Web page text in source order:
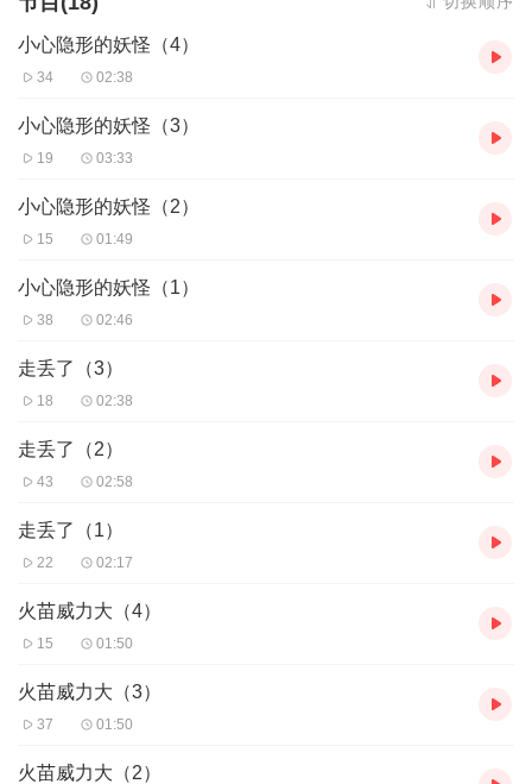
小心隐形的妖怪（4）
34 02:38
小心隐形的妖怪（3）
19 03:33
小心隐形的妖怪（2）
15 01:49
小心隐形的妖怪（1）
38 02:46
走丢了（3）
18 02:38
走丢了（2）
43 02:58
走丢了（1）
22 02:17
火苗威力大（4）
15 01:50
火苗威力大（3）
37 01:50
火苗威力大（2）